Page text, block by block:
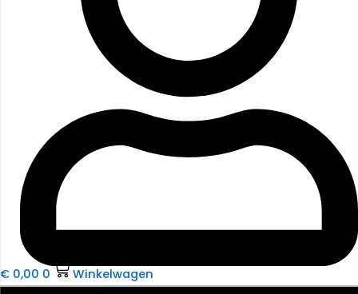
€ 0,00 0 Winkelwagen